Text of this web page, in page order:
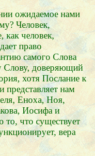
ожидаемое нами
Человек,
как человек,
право
самого Слова
Слову, доверяющий
хотя Послание к
представляет нам
Еноха, Ноя,
Иосифа и
то, что существует
вера